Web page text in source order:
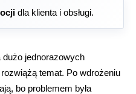
dla klienta i obsługi.
dużo jednorazowych
temat. Po wdrożeniu
bo problemem była